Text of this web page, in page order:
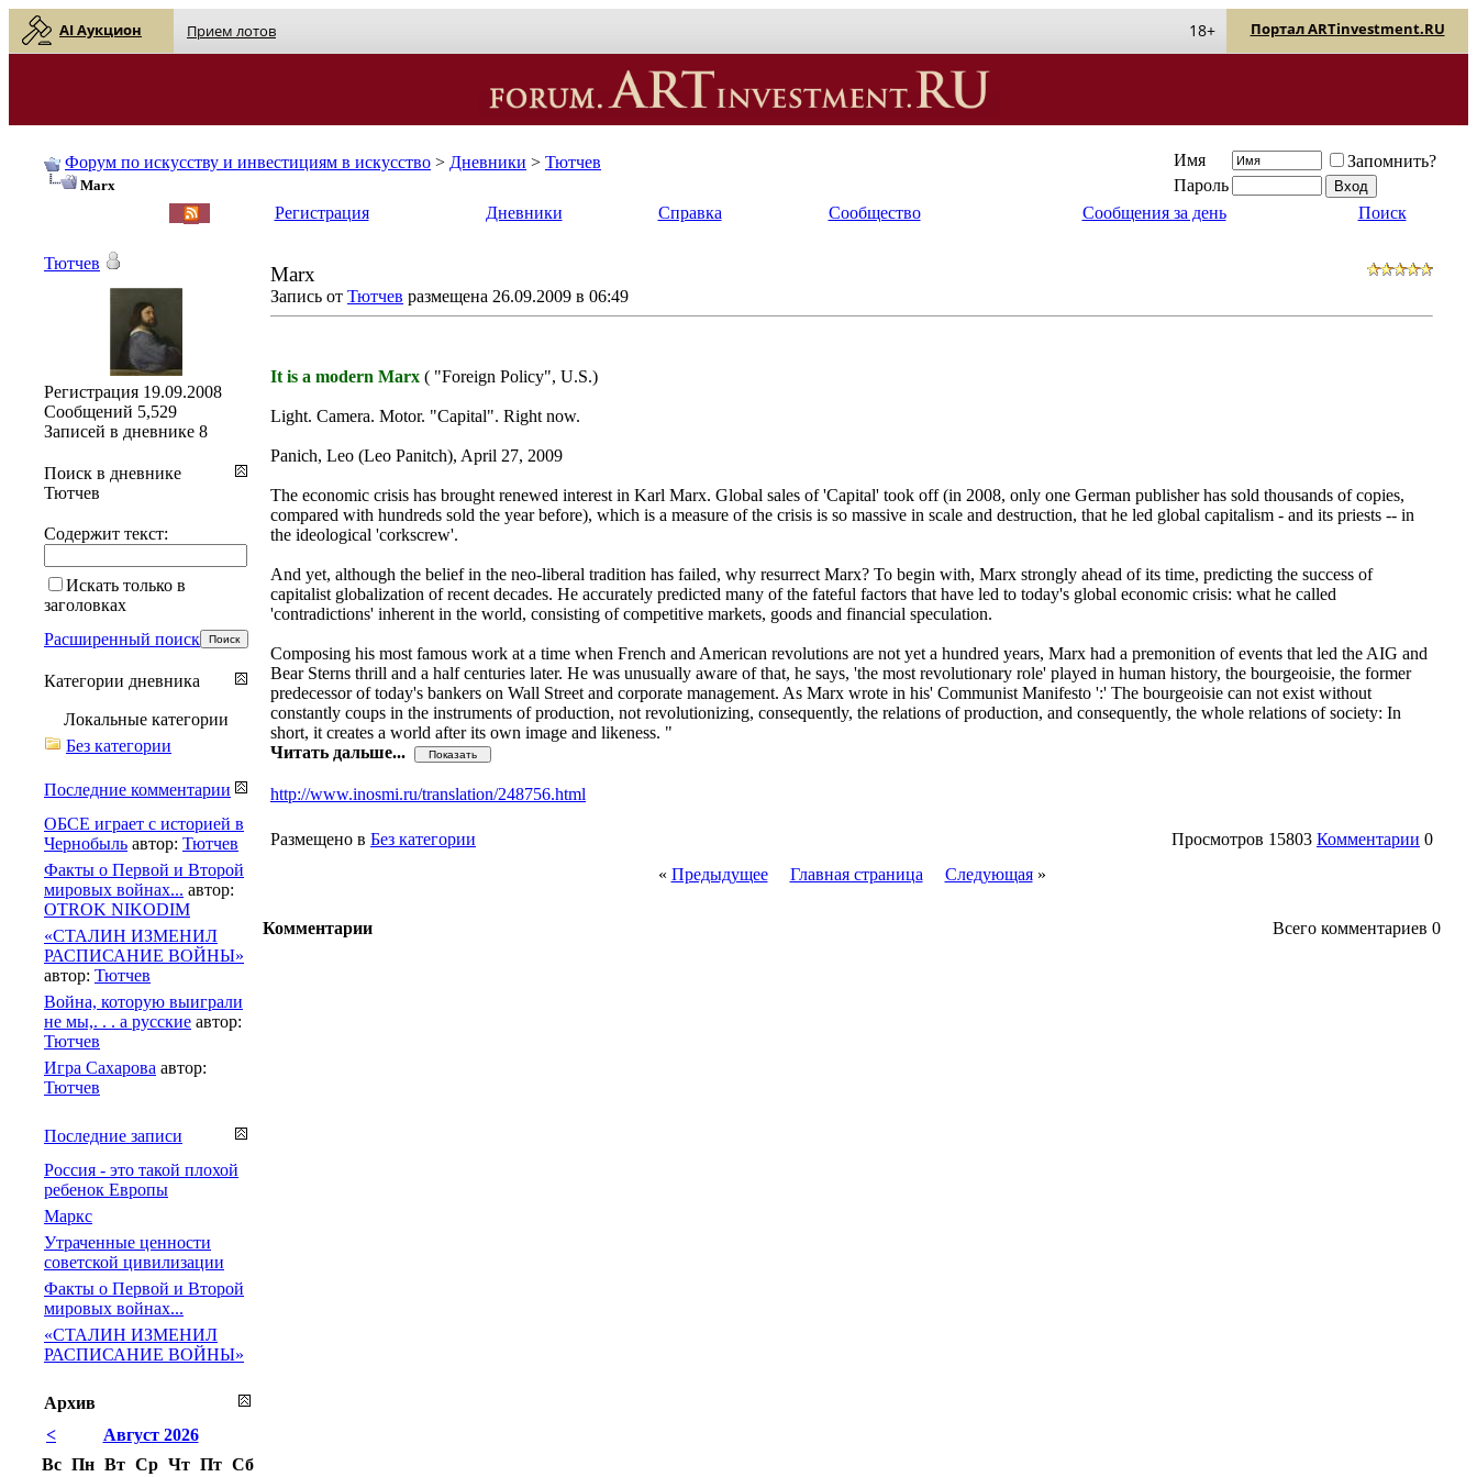
AI Аукцион Прием лотов Портал ARTinvestment.RU
18+
Форум по искусству и инвестициям в искусство > Дневники > Тютчев
Marx
Имя
Запомнить?
Пароль
Регистрация Дневники Справка Сообщество Сообщения за день Поиск
Marx
Запись от Тютчев размещена 26.09.2009 в 06:49
It is a modern Marx ( "Foreign Policy", U.S.)
Light. Camera. Motor. "Capital". Right now.
Panich, Leo (Leo Panitch), April 27, 2009
The economic crisis has brought renewed interest in Karl Marx. Global sales of 'Capital' took off (in 2008, only one German publisher has sold thousands of copies,
compared with hundreds sold the year before), which is a measure of the crisis is so massive in scale and destruction, that he led global capitalism - and its priests -- in
the ideological 'corkscrew'.
And yet, although the belief in the neo-liberal tradition has failed, why resurrect Marx? To begin with, Marx strongly ahead of its time, predicting the success of
capitalist globalization of recent decades. He accurately predicted many of the fateful factors that have led to today's global economic crisis: what he called
'contradictions' inherent in the world, consisting of competitive markets, goods and financial speculation.
Composing his most famous work at a time when French and American revolutions are not yet a hundred years, Marx had a premonition of events that led the AIG and
Bear Sterns thrill and a half centuries later. He was unusually aware of that, he says, 'the most revolutionary role' played in human history, the bourgeoisie, the former
predecessor of today's bankers on Wall Street and corporate management. As Marx wrote in his' Communist Manifesto ':' The bourgeoisie can not exist without
constantly coups in the instruments of production, not revolutionizing, consequently, the relations of production, and consequently, the whole relations of society: In
short, it creates a world after its own image and likeness. "
Читать дальше...
http://www.inosmi.ru/translation/248756.html
Размещено в Без категории Просмотров 15803 Комментарии 0
« Предыдущее Главная страница Следующая»
Всего комментариев 0
Комментарии
Тютчев
Регистрация 19.09.2008
Сообщений 5,529
Записей в дневнике 8
Поиск в дневнике
Тютчев
Содержит текст:
Искать только в
заголовках
Расширенный поиск
Категории дневника
Локальные категории
Без категории
Последние комментарии
ОБСЕ играет с историей в
Чернобыль автор: Тютчев
Факты о Первой и Второй
мировых войнах... автор:
OTROK NIKODIM
«СТАЛИН ИЗМЕНИЛ
РАСПИСАНИЕ ВОЙНЫ»
автор: Тютчев
Война, которую выиграли
не мы,. . . а русские автор:
Тютчев
Игра Сахарова автор:
Тютчев
Последние записи
Россия - это такой плохой
ребенок Европы
Маркс
Утраченные ценности
советской цивилизации
Факты о Первой и Второй
мировых войнах...
«СТАЛИН ИЗМЕНИЛ
РАСПИСАНИЕ ВОЙНЫ»
Архив
<
Август 2026
Вс Пн Вт Ср Чт Пт Сб